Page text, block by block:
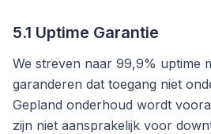
5.1 Uptime Garantie
We streven naar 99,9% uptime
garanderen dat toegang niet
Gepland onderhoud wordt
zijn niet aansprakelijk voor